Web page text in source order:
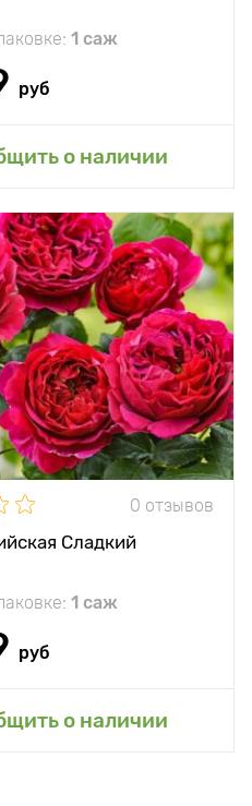
1 саж
руб
о наличии
в мой сад
0 отзывов
Сладкий
1 саж
руб
о наличии
в мой сад